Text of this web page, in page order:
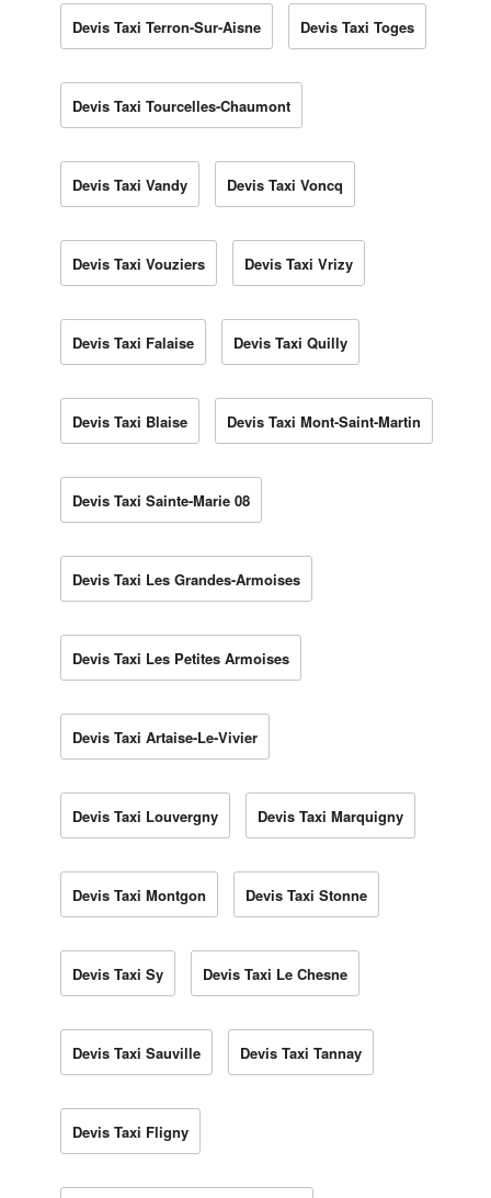
Devis Taxi Terron-Sur-Aisne Devis Taxi Toges
Devis Taxi Tourcelles-Chaumont
Devis Taxi Vandy Devis Taxi Voncq
Devis Taxi Vouziers Devis Taxi Vrizy
Devis Taxi Falaise Devis Taxi Quilly
Devis Taxi Blaise Devis Taxi Mont-Saint-Martin
Devis Taxi Sainte-Marie 08
Devis Taxi Les Grandes-Armoises
Devis Taxi Les Petites Armoises
Devis Taxi Artaise-Le-Vivier
Devis Taxi Louvergny Devis Taxi Marquigny
Devis Taxi Montgon Devis Taxi Stonne
Devis Taxi Sy Devis Taxi Le Chesne
Devis Taxi Sauville Devis Taxi Tannay
Devis Taxi Fligny